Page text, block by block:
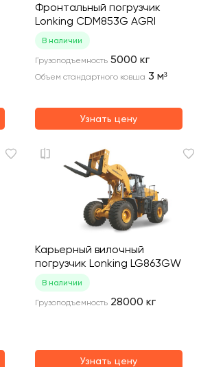
Фронтальный погрузчик
Lonking CDM853G AGRI
В наличии
Грузоподъемность 5000 кг
Объем стандартного ковша 3 м³
Узнать цену
Карьерный вилочный
погрузчик Lonking LG863GW
В наличии
Грузоподъемность 28000 кг
Узнать цену